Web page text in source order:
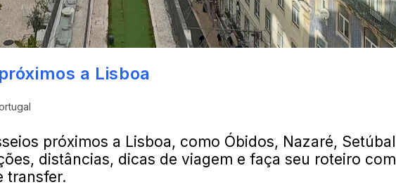
a Lisboa
próximos a Lisboa, como Óbidos, Nazaré, Setúbal
distâncias, dicas de viagem e faça seu roteiro com
transfer.